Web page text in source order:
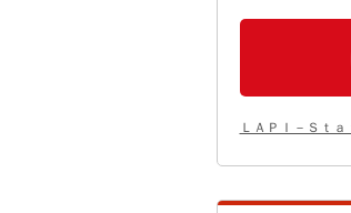
ＬＡＰＩ－Ｓｔ